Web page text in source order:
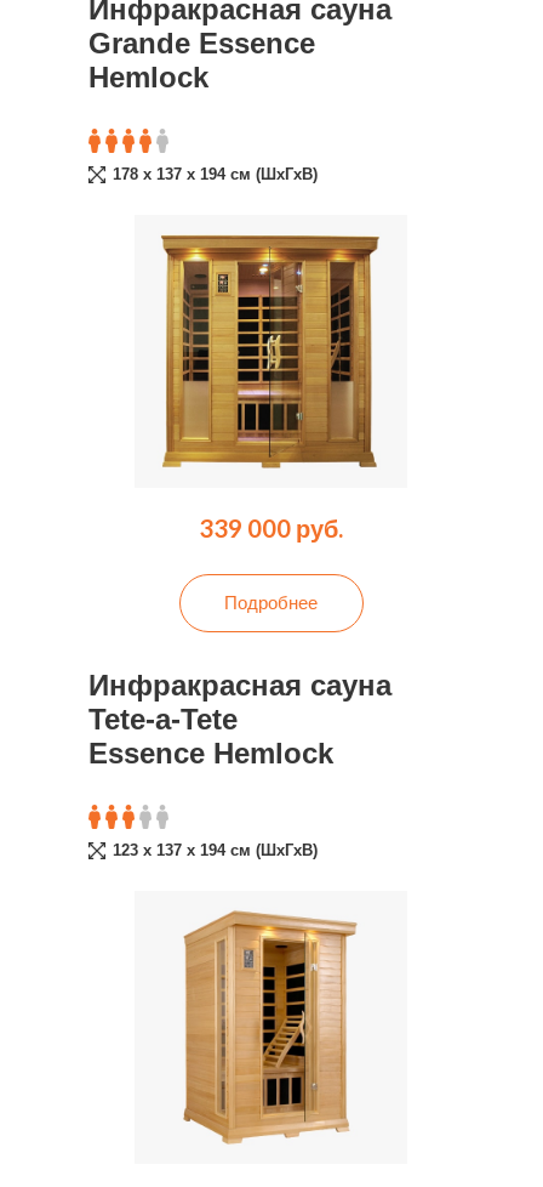
Инфракрасная сауна
Grande Essence
Hemlock
178 x 137 x 194 cм (ШxГxВ)
339 000 руб.
Подробнее
Инфракрасная сауна
Tete-a-Tete
Essence Hemlock
123 x 137 x 194 cм (ШxГxВ)